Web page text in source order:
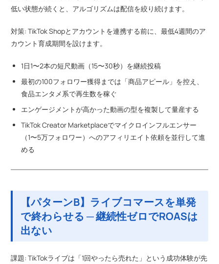
低い状態が続くと、アルゴリズムは配信を絞り続けます。
対策: TikTok Shopとアカウントを連携する前に、最低4週間のア
カウント育成期間を設けます。
1日1〜2本の短尺動画（15〜30秒）を継続投稿
最初の100フォロワー獲得までは「商品アピール」を控え、
食品エンタメ系で再生数を稼ぐ
エンゲージメントが高かった動画の型を複製して量産する
TikTok Creator Marketplaceでマイクロインフルエンサー
（1〜5万フォロワー）へのアフィリエイト依頼を並行して進
める
【パターンB】ライブコマースを単発
で終わらせる ─ 継続性ゼロでROASは
出ない
課題: TikTokライブは「1回やったら売れた」という成功体験が先